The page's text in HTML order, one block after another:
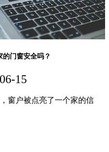
门窗安全吗？
15
窗户被点亮了一个家的信